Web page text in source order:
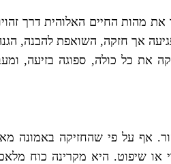
מהות החיים האלוהית דרך
אך חזקה, השואפת להבנה,
את כל כולה, ספוגה בזיעה,
אף על פי שהחזיקה באמונה
או שיפוט. היא מקרינה כוח